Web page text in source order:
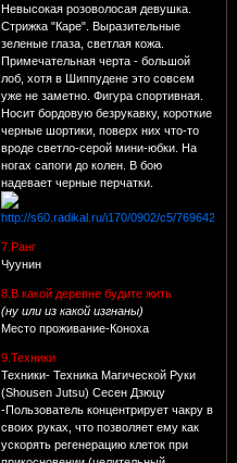
Невысокая розоволосая девушка.
Стрижка "Каре". Выразительные
зеленые глаза, светлая кожа.
Примечательная черта - большой
лоб, хотя в Шиппудене это совсем
уже не заметно. Фигура спортивная.
Носит бордовую безрукавку, короткие
черные шортики, поверх них что-то
вроде светло-серой мини-юбки. На
ногах сапоги до колен. В бою
надевает черные перчатки.
7.Ранг
Чуунин
8.В какой деревне будите жить
(ну или из какой изгнаны)
Место проживание-Коноха
9.Техники
Техники- Техника Магической Руки
(Shousen Jutsu) Сесен Дзюцу
-Пользователь концентрирует чакру в
своих руках, что позволяет ему как
ускорять регенерацию клеток при